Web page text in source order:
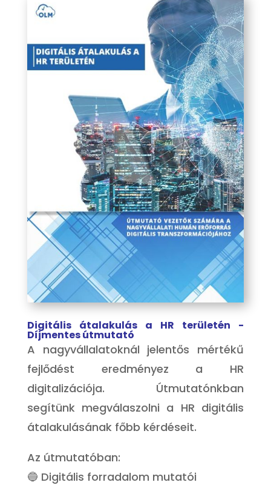
Digitális átalakulás a HR területén -
Díjmentes útmutató
A nagyvállalatoknál jelentős mértékű
fejlődést eredményez a HR
digitalizációja. Útmutatónkban
segítünk megválaszolni a HR digitális
átalakulásának főbb kérdéseit.
Az útmutatóban:
🔵 Digitális forradalom mutatói